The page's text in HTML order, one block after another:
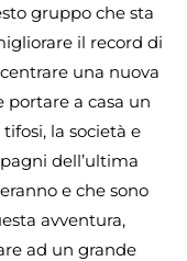
gruppo che sta
il record di
una nuova
portare a casa un
la società e
dell’ultima
e che sono
avventura,
ad un grande